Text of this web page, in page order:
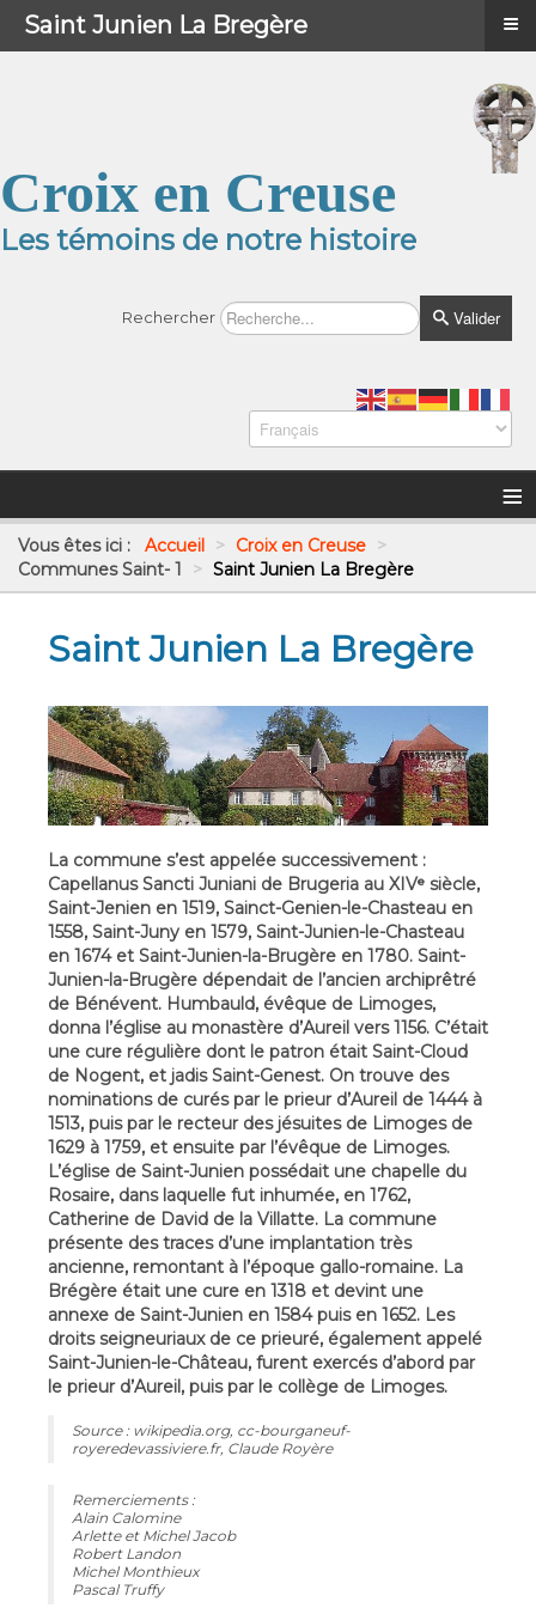
Croix en Creuse
Les témoins de notre histoire
Rechercher Valider
≡
Vous êtes ici : Accueil > Croix en Creuse >
Communes Saint- 1
> Saint Junien La Bregère
Saint Junien La Bregère
La commune s’est appelée successivement :
Capellanus Sancti Juniani de Brugeria au XIVᵉ siècle,
Saint-Jenien en 1519, Sainct-Genien-le-Chasteau en
1558, Saint-Juny en 1579, Saint-Junien-le-Chasteau
en 1674 et Saint-Junien-la-Brugère en 1780. Saint-
Junien-la-Brugère dépendait de l’ancien archiprêtré
de Bénévent. Humbauld, évêque de Limoges,
donna l’église au monastère d’Aureil vers 1156. C’était
une cure régulière dont le patron était Saint-Cloud
de Nogent, et jadis Saint-Genest. On trouve des
nominations de curés par le prieur d’Aureil de 1444 à
1513, puis par le recteur des jésuites de Limoges de
1629 à 1759, et ensuite par l’évêque de Limoges.
L’église de Saint-Junien possédait une chapelle du
Rosaire, dans laquelle fut inhumée, en 1762,
Catherine de David de la Villatte. La commune
présente des traces d’une implantation très
ancienne, remontant à l’époque gallo-romaine. La
Brégère était une cure en 1318 et devint une
annexe de Saint-Junien en 1584 puis en 1652. Les
droits seigneuriaux de ce prieuré, également appelé
Saint-Junien-le-Château, furent exercés d’abord par
le prieur d’Aureil, puis par le collège de Limoges.
Source : wikipedia.org, cc-bourganeuf-
royeredevassiviere.fr, Claude Royère
Remerciements :
Alain Calomine
Arlette et Michel Jacob
Robert Landon
Michel Monthieux
Pascal Truffy
Menu ≡
Saint Junien La Bregère ≡